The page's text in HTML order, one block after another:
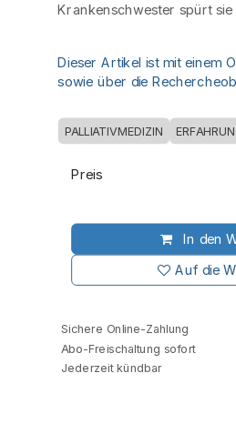
Krankenschwester spürt
Dieser Artikel ist mit einem
sowie über die
PALLIATIVMEDIZIN
In den
Auf die
Preis
Sichere Online-Zahlung
Abo-Freischaltung sofort
Jederzeit kündbar